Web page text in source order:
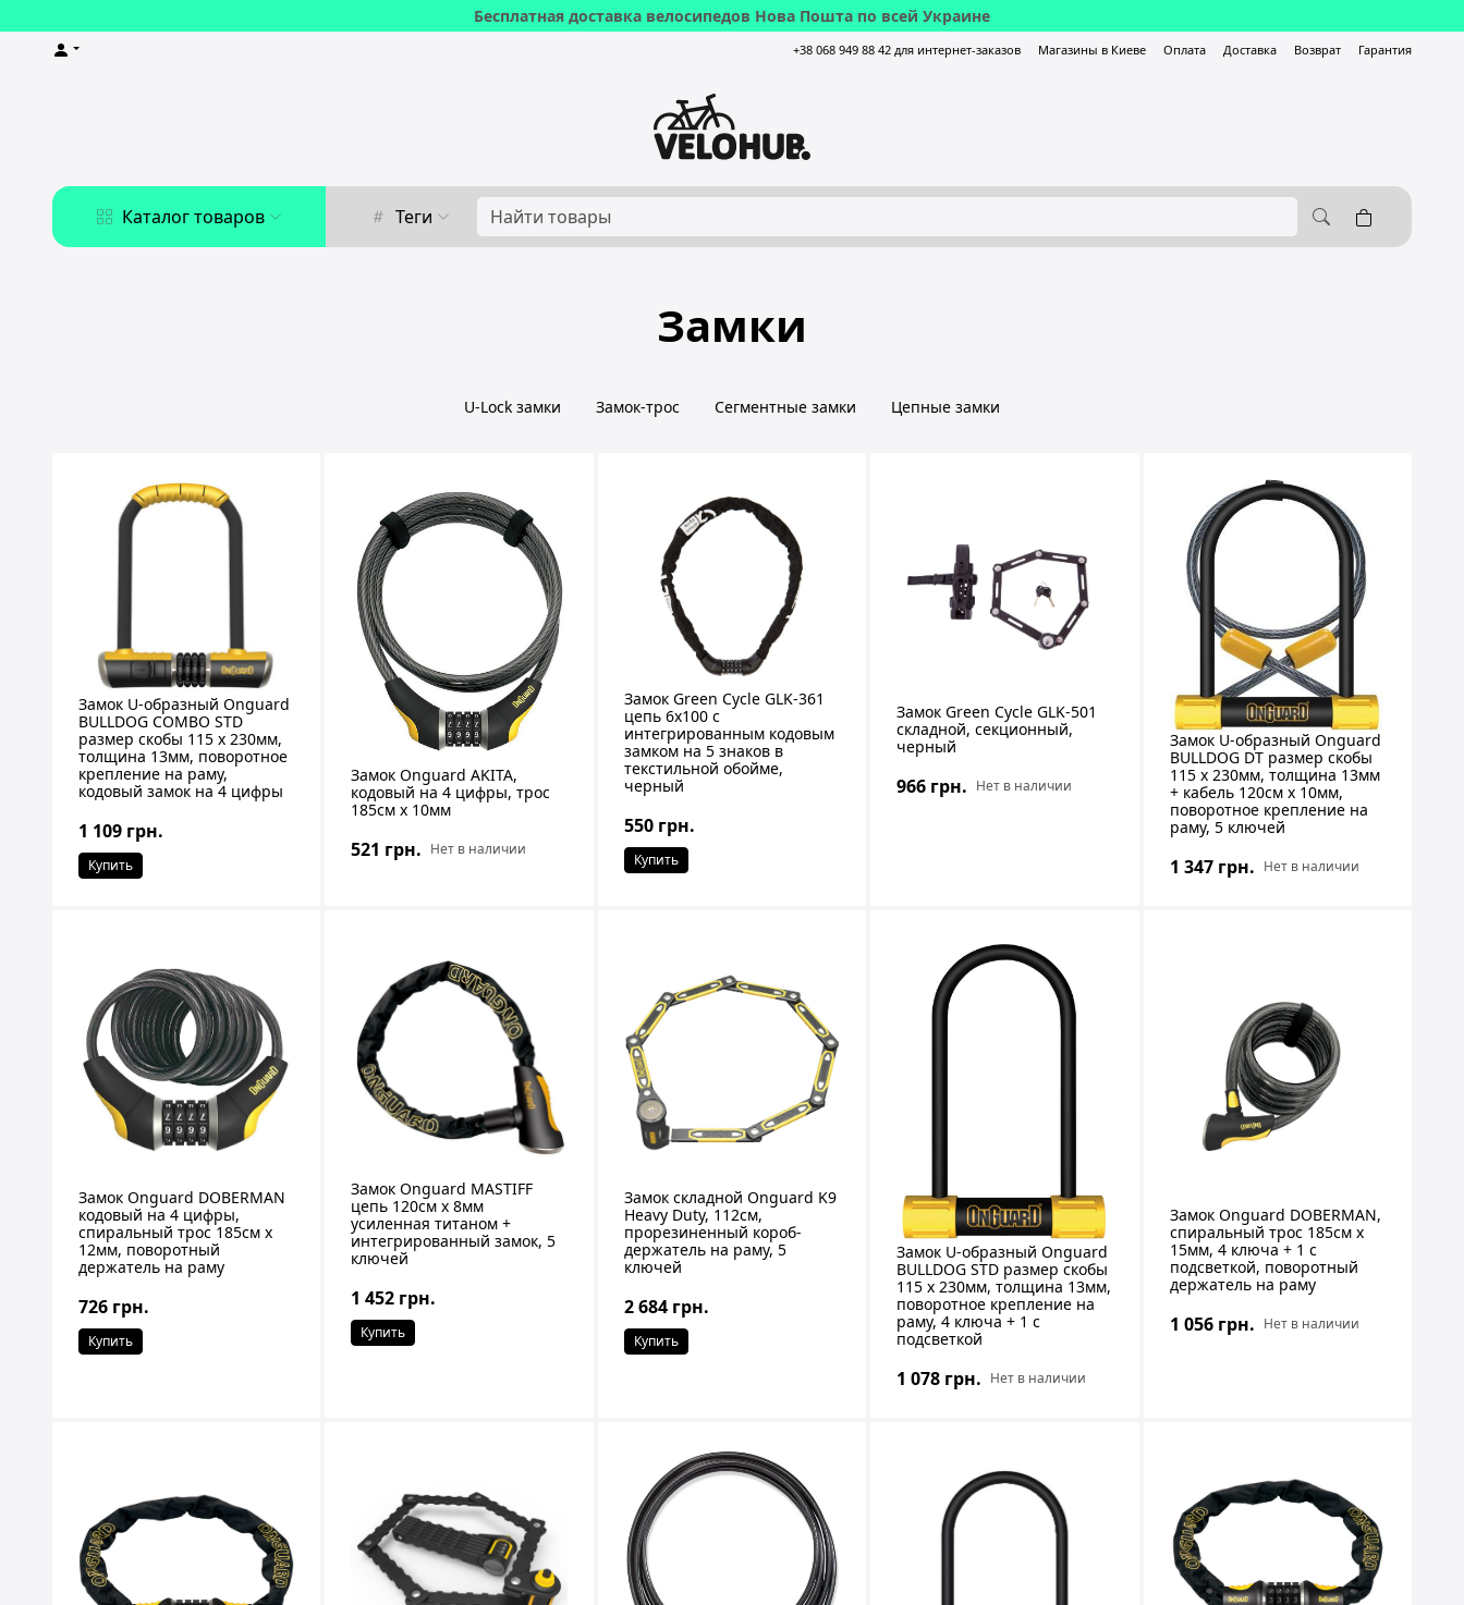
Бесплатная доставка велосипедов Нова Пошта по всей Украине
+38 068 949 88 42 для интернет-заказов Магазины в Киеве Оплата Доставка Возврат Гарантия
Каталог товаров Теги
Замки
U-Lock замки Замок-трос Сегментные замки Цепные замки
Замок U-образный Onguard
BULLDOG COMBO STD
размер скобы 115 x 230мм,
толщина 13мм, поворотное
крепление на раму,
кодовый замок на 4 цифры
1 109 грн.
Купить
Замок Onguard AKITA,
кодовый на 4 цифры, трос
185см х 10мм
521 грн. Нет в наличии
Замок Green Cycle GLK-361
цепь 6x100 с
интегрированным кодовым
замком на 5 знаков в
текстильной обойме,
черный
550 грн.
Купить
Замок Green Cycle GLK-501
складной, секционный,
черный
966 грн. Нет в наличии
Замок U-образный Onguard
BULLDOG DT размер скобы
115 x 230мм, толщина 13мм
+ кабель 120см х 10мм,
поворотное крепление на
раму, 5 ключей
1 347 грн. Нет в наличии
Замок Onguard DOBERMAN
кодовый на 4 цифры,
спиральный трос 185см х
12мм, поворотный
держатель на раму
726 грн.
Купить
Замок Onguard MASTIFF
цепь 120cм x 8мм
усиленная титаном +
интегрированный замок, 5
ключей
1 452 грн.
Купить
Замок складной Onguard K9
Heavy Duty, 112см,
прорезиненный короб-
держатель на раму, 5
ключей
2 684 грн.
Купить
Замок U-образный Onguard
BULLDOG STD размер скобы
115 x 230мм, толщина 13мм,
поворотное крепление на
раму, 4 ключа + 1 с
подсветкой
1 078 грн. Нет в наличии
Замок Onguard DOBERMAN,
спиральный трос 185см х
15мм, 4 ключа + 1 с
подсветкой, поворотный
держатель на раму
1 056 грн. Нет в наличии